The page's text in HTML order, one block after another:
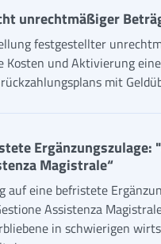
unrechtmäßiger
festgestellter
Kosten und Aktivierung
mit
Ergänzungszulage:
Magistrale“
auf eine befristete
Assistenza
in schwierigen